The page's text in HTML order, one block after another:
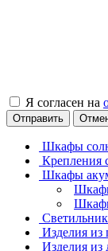
Я согласен на
Отправить
Шкафы
Крепления
Шкафы
Изделия из
Изделия из